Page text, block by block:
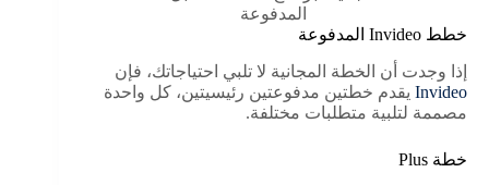
المدفوعة
خطط Invideo المدفوعة
إذا وجدت أن الخطة المجانية لا تلبي احتياجاتك، فإن
Invideo يقدم خطتين مدفوعتين رئيسيتين، كل واحدة
مصممة لتلبية متطلبات مختلفة.
خطة Plus